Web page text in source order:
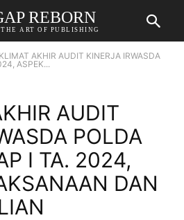
REBORN
ART OF PUBLISHING
AKHIR AUDIT KINERJA IRWASDA
ASPEK...
AUDIT
POLDA
I TA. 2024,
DAN